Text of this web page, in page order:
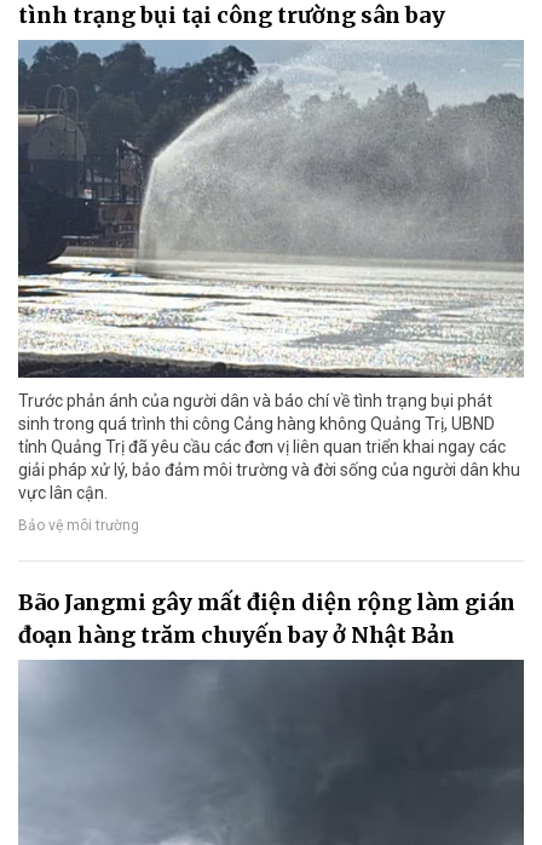
tình trạng bụi tại công trường sân bay
Trước phản ánh của người dân và báo chí về tình trạng bụi phát
sinh trong quá trình thi công Cảng hàng không Quảng Trị, UBND
tỉnh Quảng Trị đã yêu cầu các đơn vị liên quan triển khai ngay các
giải pháp xử lý, bảo đảm môi trường và đời sống của người dân khu
vực lân cận.
Bảo vệ môi trường
Bão Jangmi gây mất điện diện rộng làm gián
đoạn hàng trăm chuyến bay ở Nhật Bản